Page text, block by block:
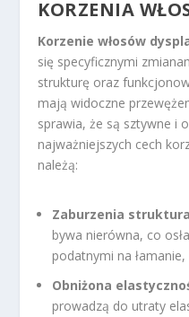
KORZENIA
Korzenie włosów
się specyficznymi
strukturę oraz
mają widoczne
sprawia, że są sztywne i
najważniejszych cech
należą:
Zaburzenia
bywa nierówna, co
podatnymi na łamanie,
Obniżona
prowadzą do utraty